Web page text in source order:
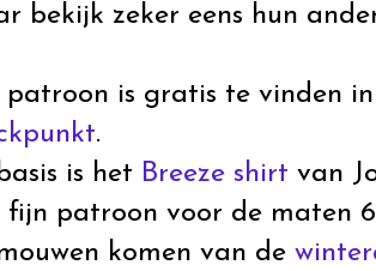
bekijk zeker eens hun
patroon is gratis te vinden
.
is het Breeze shirt van
fijn patroon voor de maten
komen van de